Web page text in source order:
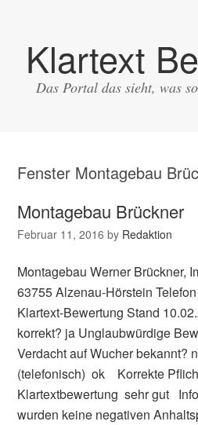
Klartext
Das Portal das sieht, was
Fenster Montagebau
Montagebau Brückner
Februar 11, 2016 by Redaktion
Montagebau Werner Brückner,
63755 Alzenau-Hörstein
Klartext-Bewertung Stand
korrekt? ja Unglaubwürdige
Verdacht auf Wucher
(telefonisch) ok Korrekte
Klartextbewertung sehr gut
wurden keine negativen